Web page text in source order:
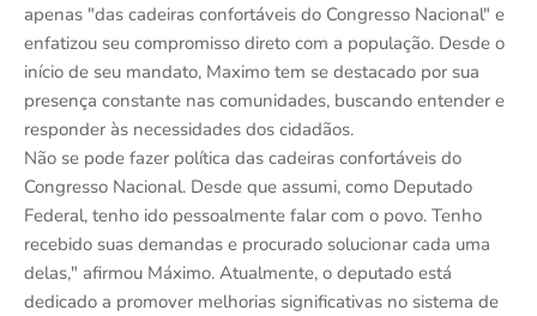
apenas "das cadeiras confortáveis do Congresso Nacional" e
enfatizou seu compromisso direto com a população. Desde o
início de seu mandato, Maximo tem se destacado por sua
presença constante nas comunidades, buscando entender e
responder às necessidades dos cidadãos.
Não se pode fazer política das cadeiras confortáveis do
Congresso Nacional. Desde que assumi, como Deputado
Federal, tenho ido pessoalmente falar com o povo. Tenho
recebido suas demandas e procurado solucionar cada uma
delas," afirmou Máximo. Atualmente, o deputado está
dedicado a promover melhorias significativas no sistema de